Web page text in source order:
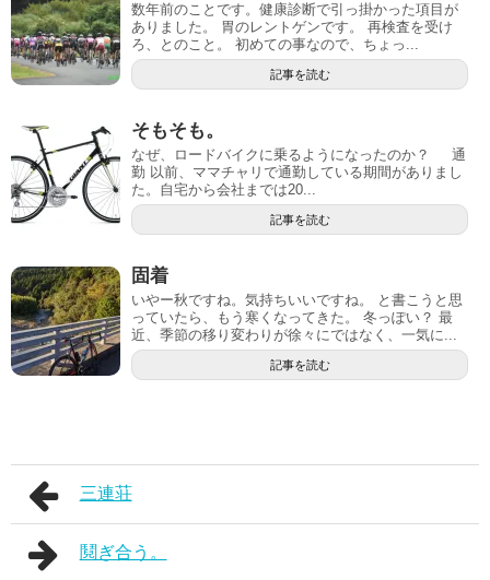
数年前のことです。健康診断で引っ掛かった項目が
ありました。 胃のレントゲンです。 再検査を受け
ろ、とのこと。 初めての事なので、ちょっ...
記事を読む
そもそも。
なぜ、ロードバイクに乗るようになったのか？ 通
勤 以前、ママチャリで通勤している期間がありまし
た。自宅から会社までは20...
記事を読む
固着
いやー秋ですね。気持ちいいですね。 と書こうと思
っていたら、もう寒くなってきた。 冬っぽい？ 最
近、季節の移り変わりが徐々にではなく、一気に...
記事を読む
三連荘
鬩ぎ合う。